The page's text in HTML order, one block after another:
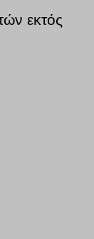
εκτός